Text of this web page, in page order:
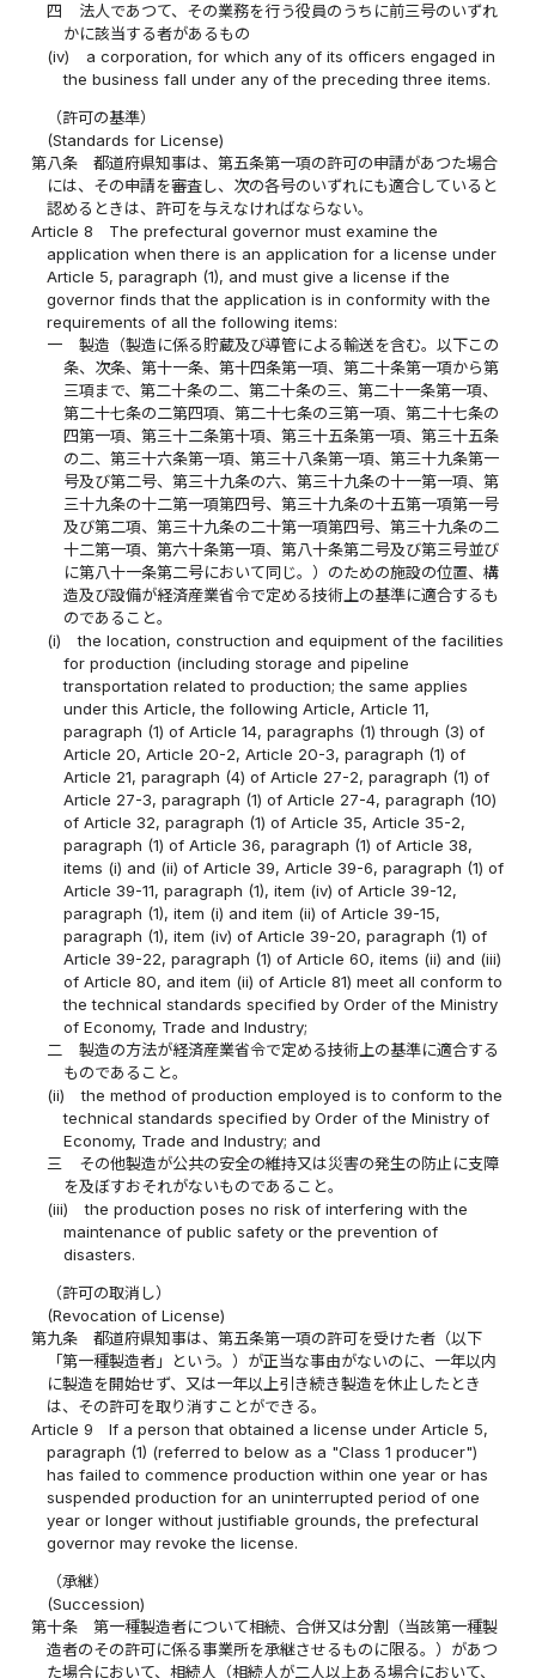
四
法人であつて、その業務を行う役員のうちに前三号のいずれ
かに該当する者があるもの
(iv)
a corporation, for which any of its officers engaged in
the business fall under any of the preceding three items.
（許可の基準）
(Standards for License)
第八条
都道府県知事は、第五条第一項の許可の申請があつた場合
には、その申請を審査し、次の各号のいずれにも適合していると
認めるときは、許可を与えなければならない。
Article 8
The prefectural governor must examine the
application when there is an application for a license under
Article 5, paragraph (1), and must give a license if the
governor finds that the application is in conformity with the
requirements of all the following items:
一
製造（製造に係る貯蔵及び導管による輸送を含む。以下この
条、次条、第十一条、第十四条第一項、第二十条第一項から第
三項まで、第二十条の二、第二十条の三、第二十一条第一項、
第二十七条の二第四項、第二十七条の三第一項、第二十七条の
四第一項、第三十二条第十項、第三十五条第一項、第三十五条
の二、第三十六条第一項、第三十八条第一項、第三十九条第一
号及び第二号、第三十九条の六、第三十九条の十一第一項、第
三十九条の十二第一項第四号、第三十九条の十五第一項第一号
及び第二項、第三十九条の二十第一項第四号、第三十九条の二
十二第一項、第六十条第一項、第八十条第二号及び第三号並び
に第八十一条第二号において同じ。）のための施設の位置、構
造及び設備が経済産業省令で定める技術上の基準に適合するも
のであること。
(i)
the location, construction and equipment of the facilities
for production (including storage and pipeline
transportation related to production; the same applies
under this Article, the following Article, Article 11,
paragraph (1) of Article 14, paragraphs (1) through (3) of
Article 20, Article 20-2, Article 20-3, paragraph (1) of
Article 21, paragraph (4) of Article 27-2, paragraph (1) of
Article 27-3, paragraph (1) of Article 27-4, paragraph (10)
of Article 32, paragraph (1) of Article 35, Article 35-2,
paragraph (1) of Article 36, paragraph (1) of Article 38,
items (i) and (ii) of Article 39, Article 39-6, paragraph (1) of
Article 39-11, paragraph (1), item (iv) of Article 39-12,
paragraph (1), item (i) and item (ii) of Article 39-15,
paragraph (1), item (iv) of Article 39-20, paragraph (1) of
Article 39-22, paragraph (1) of Article 60, items (ii) and (iii)
of Article 80, and item (ii) of Article 81) meet all conform to
the technical standards specified by Order of the Ministry
of Economy, Trade and Industry;
二
製造の方法が経済産業省令で定める技術上の基準に適合する
ものであること。
(ii)
the method of production employed is to conform to the
technical standards specified by Order of the Ministry of
Economy, Trade and Industry; and
三
その他製造が公共の安全の維持又は災害の発生の防止に支障
を及ぼすおそれがないものであること。
(iii)
the production poses no risk of interfering with the
maintenance of public safety or the prevention of
disasters.
（許可の取消し）
(Revocation of License)
第九条
都道府県知事は、第五条第一項の許可を受けた者（以下
「第一種製造者」という。）が正当な事由がないのに、一年以内
に製造を開始せず、又は一年以上引き続き製造を休止したとき
は、その許可を取り消すことができる。
Article 9
If a person that obtained a license under Article 5,
paragraph (1) (referred to below as a "Class 1 producer")
has failed to commence production within one year or has
suspended production for an uninterrupted period of one
year or longer without justifiable grounds, the prefectural
governor may revoke the license.
（承継）
(Succession)
第十条
第一種製造者について相続、合併又は分割（当該第一種製
造者のその許可に係る事業所を承継させるものに限る。）があつ
た場合において、相続人（相続人が二人以上ある場合において、